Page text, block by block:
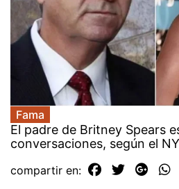
Fama
El padre de Britney Spears
conversaciones, según el
compartir en: